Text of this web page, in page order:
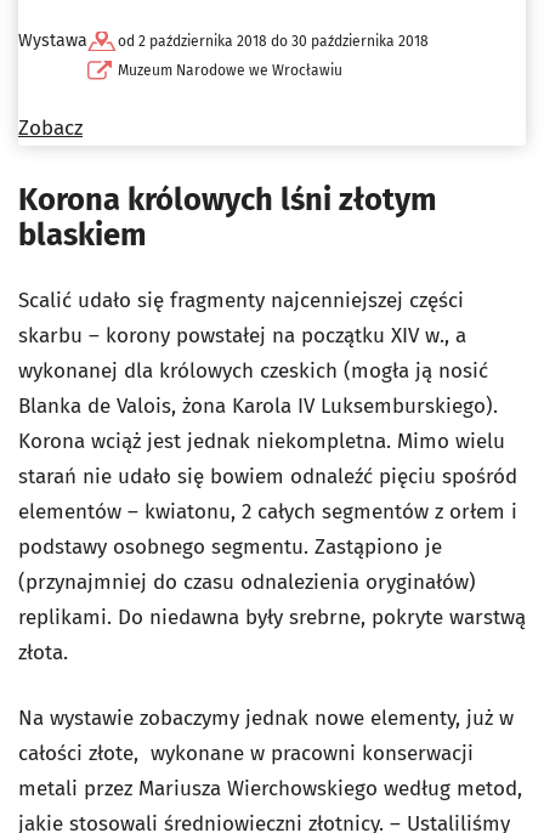
Wystawa
od 2 października 2018 do 30 października 2018
Muzeum Narodowe we Wrocławiu
Zobacz
Korona królowych lśni złotym
blaskiem
Scalić udało się fragmenty najcenniejszej części
skarbu – korony powstałej na początku XIV w., a
wykonanej dla królowych czeskich (mogła ją nosić
Blanka de Valois, żona Karola IV Luksemburskiego).
Korona wciąż jest jednak niekompletna. Mimo wielu
starań nie udało się bowiem odnaleźć pięciu spośród
elementów – kwiatonu, 2 całych segmentów z orłem i
podstawy osobnego segmentu. Zastąpiono je
(przynajmniej do czasu odnalezienia oryginałów)
replikami. Do niedawna były srebrne, pokryte warstwą
złota.
Na wystawie zobaczymy jednak nowe elementy, już w
całości złote, wykonane w pracowni konserwacji
metali przez Mariusza Wierchowskiego według metod,
jakie stosowali średniowieczni złotnicy. – Ustaliliśmy